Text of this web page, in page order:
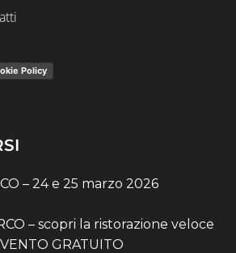
Policy
– 24 e 25 marzo 2026
– scopri la ristorazione veloce
GRATUITO